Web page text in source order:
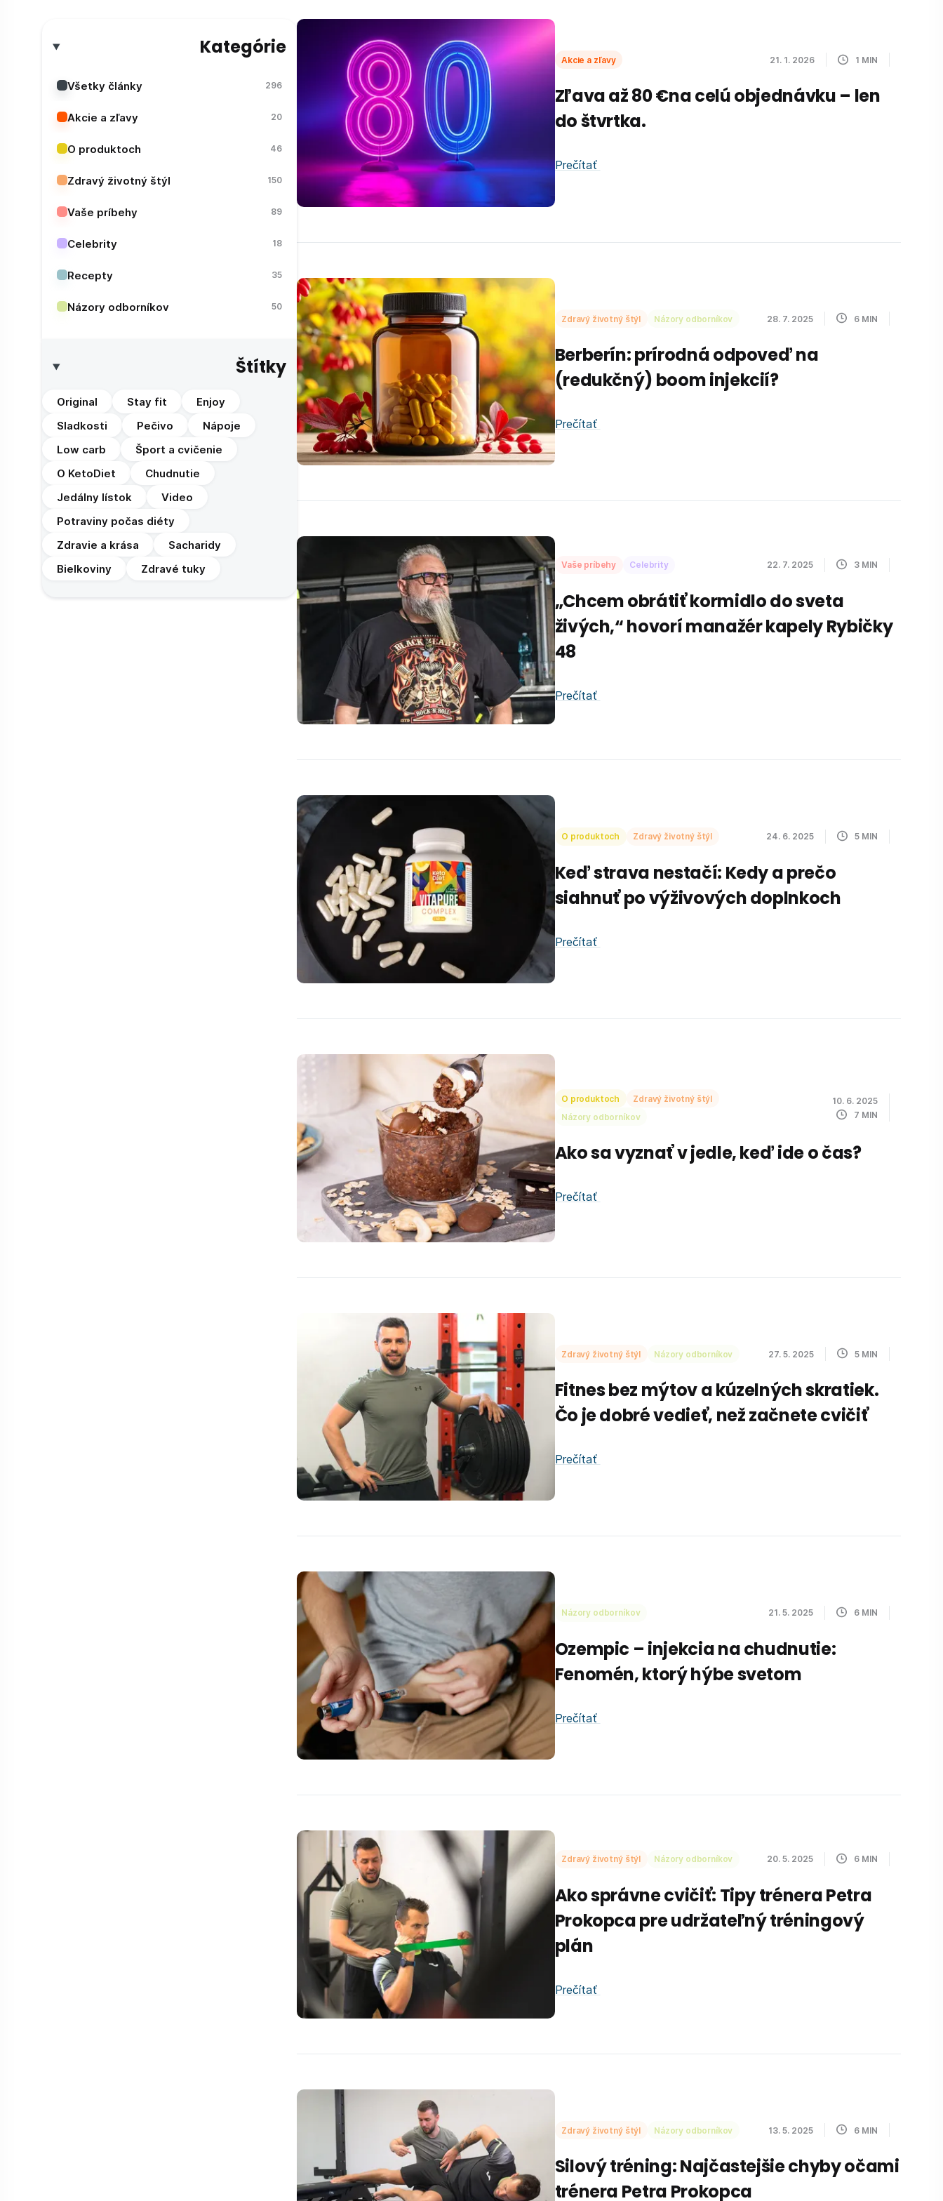
Kategórie
Všetky články 296
Akcie a zľavy 20
O produktoch 46
Zdravý životný štýl 150
Vaše príbehy 89
Celebrity 18
Recepty 35
Názory odborníkov 50
Štítky
Original Stay fit
Enjoy
Sladkosti
Pečivo
Nápoje
Low carb
Šport a cvičenie
O KetoDiet
Chudnutie
Jedálny lístok
Video
Potraviny počas diéty
Zdravie a krása
Sacharidy
Bielkoviny
Zdravé tuky
Akcie a zľavy 21. 1. 2026 1 MIN
Zľava až 80 €na celú objednávku – len
do štvrtka.
Prečítať
Zdravý životný štýl Názory odborníkov 28. 7. 2025 6 MIN
Berberín: prírodná odpoveď na
(redukčný) boom injekcií?
Prečítať
Vaše príbehy Celebrity 22. 7. 2025 3 MIN
„Chcem obrátiť kormidlo do sveta
živých,“ hovorí manažér kapely Rybičky
48
Prečítať
O produktoch Zdravý životný štýl 24. 6. 2025 5 MIN
Keď strava nestačí: Kedy a prečo
siahnuť po výživových doplnkoch
Prečítať
O produktoch
Zdravý životný štýl
Názory odborníkov
10. 6. 2025
7 MIN
Ako sa vyznať v jedle, keď ide o čas?
Prečítať
Zdravý životný štýl Názory odborníkov 27. 5. 2025 5 MIN
Fitnes bez mýtov a kúzelných skratiek.
Čo je dobré vedieť, než začnete cvičiť
Prečítať
Názory odborníkov 21. 5. 2025 6 MIN
Ozempic – injekcia na chudnutie:
Fenomén, ktorý hýbe svetom
Prečítať
Zdravý životný štýl Názory odborníkov 20. 5. 2025 6 MIN
Ako správne cvičiť: Tipy trénera Petra
Prokopca pre udržateľný tréningový
plán
Prečítať
Zdravý životný štýl Názory odborníkov 13. 5. 2025 6 MIN
Silový tréning: Najčastejšie chyby očami
trénera Petra Prokopca